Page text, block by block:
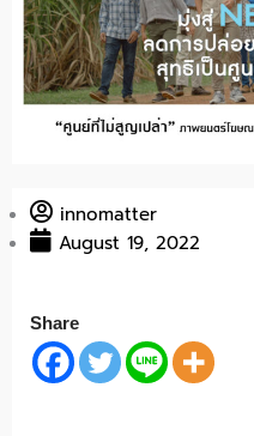
innomatter
August 19, 2022
Share